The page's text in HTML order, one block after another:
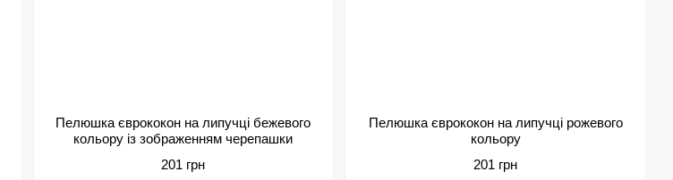
Пелюшка єврококон на липучці бежевого
кольору із зображенням черепашки
201 грн
Пелюшка єврококон на липучці рожевого
кольору
201 грн